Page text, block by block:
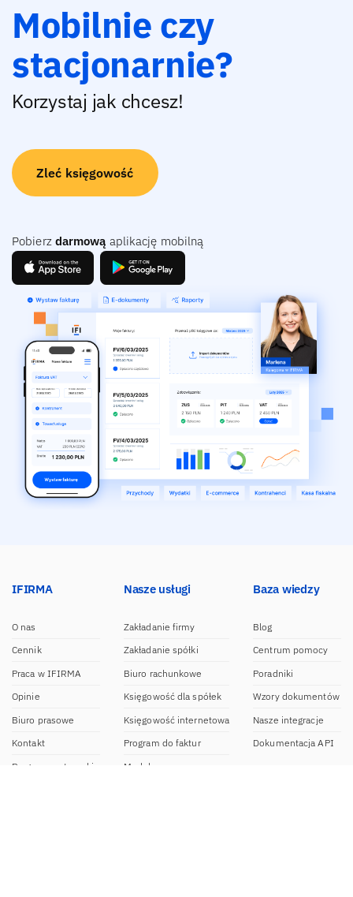
Mobilnie czy
stacjonarnie?
Korzystaj jak chcesz!
Zleć księgowość
Pobierz darmową aplikację mobilną
IFIRMA
O nas
Cennik
Praca w IFIRMA
Opinie
Biuro prasowe
Kontakt
Program partnerski
Nasze usługi
Zakładanie firmy
Zakładanie spółki
Biuro rachunkowe
Księgowość dla spółek
Księgowość internetowa
Program do faktur
Moduł e-commerce
Baza wiedzy
Blog
Centrum pomocy
Poradniki
Wzory dokumentów
Nasze integracje
Dokumentacja API